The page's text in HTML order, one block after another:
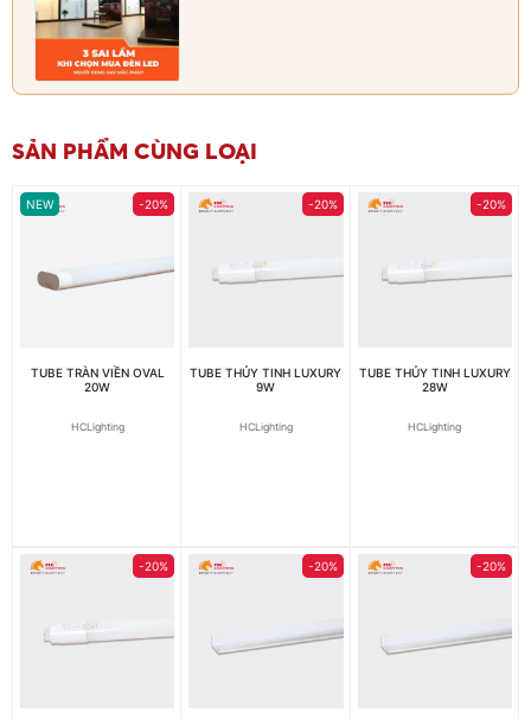
SẢN PHẨM CÙNG LOẠI
-20%
NEW
TUBE TRÀN VIỀN OVAL
20W
HCLighting
-20%
TUBE THỦY TINH LUXURY
9W
HCLighting
-20%
TUBE THỦY TINH LUXURY
28W
HCLighting
-20% -20% -20%